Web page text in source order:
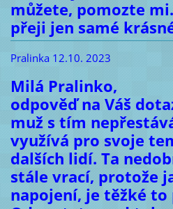
můžete, pomozte
přeji jen samé
Pralinka 12.10. 2023
Milá Pralinko,
odpověď na Váš
muž s tím
využívá pro svoje
dalších lidí. Ta
stále vrací, protože
napojení, je těžké